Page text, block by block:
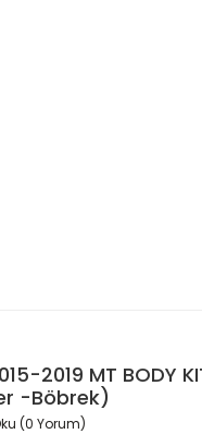
2019 MT BODY
-Böbrek)
(0 Yorum)